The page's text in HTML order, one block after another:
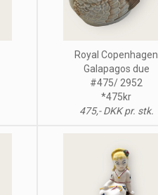
Royal Copenhagen
Galapagos due
#475/ 2952
*475kr
475,- DKK pr. stk.